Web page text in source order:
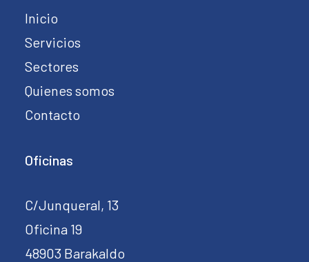
Inicio
Servicios
Sectores
Quienes somos
Contacto
Oficinas
C/Junqueral, 13
Oficina 19
48903 Barakaldo